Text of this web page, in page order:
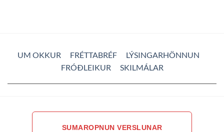
UM OKKUR FRÉTTABRÉF
LÝSINGARHÖNNUN
FRÓÐLEIKUR
SKILMÁLAR
SUMAROPNUN VERSLUNAR